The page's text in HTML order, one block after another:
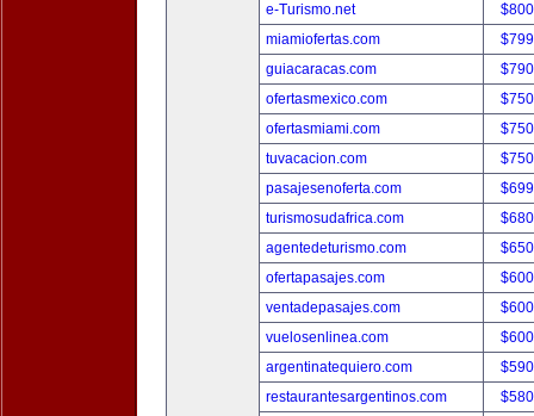
e-Turismo.net
miamiofertas.com
guiacaracas.com
ofertasmexico.com
ofertasmiami.com
tuvacacion.com
pasajesenoferta.com
turismosudafrica.com
agentedeturismo.com
ofertapasajes.com
ventadepasajes.com
vuelosenlinea.com
argentinatequiero.com
restaurantesargentinos.com